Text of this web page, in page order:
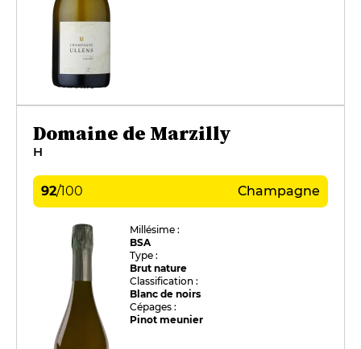
Domaine de Marzilly
H
92/100 Champagne
Millésime :
BSA
Type :
Brut nature
Classification :
Blanc de noirs
Cépages :
Pinot meunier